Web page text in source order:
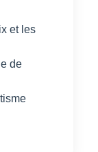
et les
de